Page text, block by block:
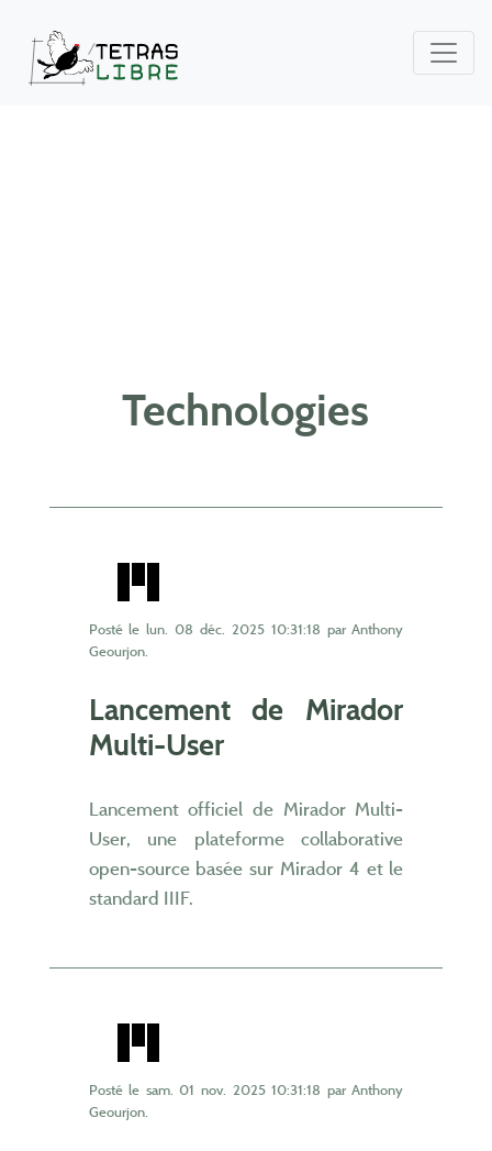
Technologies
Posté lelun. 08 déc. 2025 10:31:18 par Anthony
Geourjon.
Lancement de Mirador
Multi-User
Lancement officiel de Mirador Multi-
User, une plateforme collaborative
open-source basée sur Mirador 4 et le
standard IIIF.
Posté le sam. 01 nov. 2025 10:31:18 par Anthony
Geourjon.